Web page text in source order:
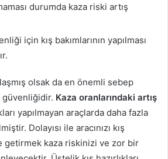
durumda kaza riski artış
için kış bakımlarının yapılması
olsak da en önemli sebep
Kaza oranlarındaki artış
yapılmayan araçlarda daha fazla
Dolayısı ile aracınızı kış
getirmek kaza riskinizi ve zor bir